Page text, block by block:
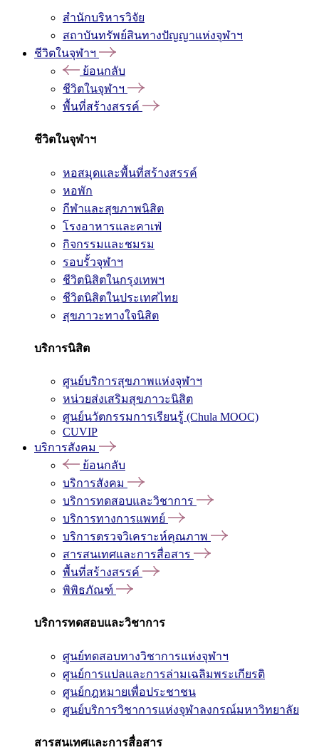
สำนักบริหารวิจัย
สถาบันทรัพย์สินทางปัญญาแห่งจุฬาฯ
ชีวิตในจุฬาฯ
ย้อนกลับ
ชีวิตในจุฬาฯ
พื้นที่สร้างสรรค์
ชีวิตในจุฬาฯ
หอสมุดและพื้นที่สร้างสรรค์
หอพัก
กีฬาและสุขภาพนิสิต
โรงอาหารและคาเฟ่
กิจกรรมและชมรม
รอบรั้วจุฬาฯ
ชีวิตนิสิตในกรุงเทพฯ
ชีวิตนิสิตในประเทศไทย
สุขภาวะทางใจนิสิต
บริการนิสิต
ศูนย์บริการสุขภาพแห่งจุฬาฯ
หน่วยส่งเสริมสุขภาวะนิสิต
ศูนย์นวัตกรรมการเรียนรู้ (Chula MOOC)
CUVIP
บริการสังคม
ย้อนกลับ
บริการสังคม
บริการทดสอบและวิชาการ
บริการทางการแพทย์
บริการตรวจวิเคราะห์คุณภาพ
สารสนเทศและการสื่อสาร
พื้นที่สร้างสรรค์
พิพิธภัณฑ์
บริการทดสอบและวิชาการ
ศูนย์ทดสอบทางวิชาการแห่งจุฬาฯ
ศูนย์การแปลและการล่ามเฉลิมพระเกียรติ
ศูนย์กฎหมายเพื่อประชาชน
ศูนย์บริการวิชาการแห่งจุฬาลงกรณ์มหาวิทยาลัย
สารสนเทศและการสื่อสาร